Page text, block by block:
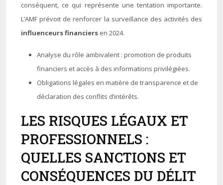
conséquent, ce qui représente une tentation importante.
L’AMF prévoit de renforcer la surveillance des activités des
influenceurs financiers en 2024.
Analyse du rôle ambivalent : promotion de produits
financiers et accès à des informations privilégiées.
Obligations légales en matière de transparence et de
déclaration des conflits d’intérêts.
LES RISQUES LÉGAUX ET
PROFESSIONNELS :
QUELLES SANCTIONS ET
CONSÉQUENCES DU DÉLIT